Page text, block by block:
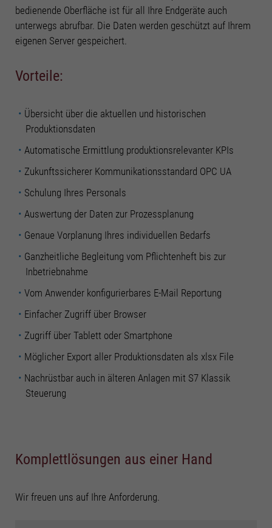
bedienende Oberfläche ist für all Ihre Endgeräte auch
unterwegs abrufbar. Die Daten werden geschützt auf Ihrem
eigenen Server gespeichert.
Vorteile:
Übersicht über die aktuellen und historischen
Produktionsdaten
Automatische Ermittlung produktionsrelevanter KPIs
Zukunftssicherer Kommunikationsstandard OPC UA
Schulung Ihres Personals
Auswertung der Daten zur Prozessplanung
Genaue Vorplanung Ihres individuellen Bedarfs
Ganzheitliche Begleitung vom Pflichtenheft bis zur
Inbetriebnahme
Vom Anwender konfigurierbares E-Mail Reportung
Einfacher Zugriff über Browser
Zugriff über Tablett oder Smartphone
Möglicher Export aller Produktionsdaten als xlsx File
Nachrüstbar auch in älteren Anlagen mit S7 Klassik
Steuerung
Komplettlösungen aus einer Hand
Wir freuen uns auf Ihre Anforderung.
Informationen anzeigen lassen und so nur bestimmte Cookies
Alle akzeptieren
Datenschutzeinstellungen
Essenzielle Cookies ermöglichen grundlegende Funktionen und sind für die
uns zu verstehen, wie unsere Besucher unsere Website nutzen.
Cookie-Informationen anzeigen
Funktionale Cookies (2)
Mit Tools von externen Anbietern wie z.B. Youtube möchten wir unseren
Besuchern einen Mehrwert bieten.
Marketing Cookies (4)
Marketing-Cookies werden von Drittanbietern oder Publishern verwendet, um
personalisierte Werbung anzuzeigen. Sie tun dies, indem sie Besucher über
Websites hinweg verfolgen.